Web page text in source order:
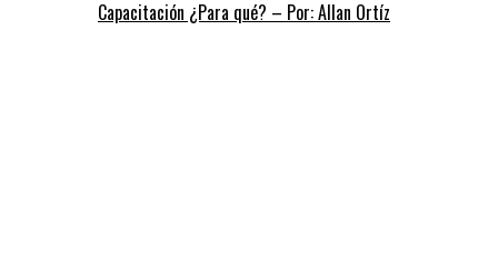
Capacitación ¿Para qué? – Por: Allan Ortíz